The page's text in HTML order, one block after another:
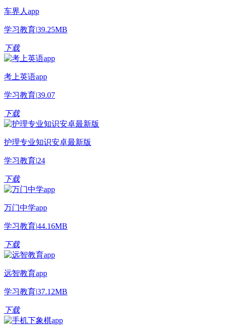
车界人app
学习教育|39.25MB
下载
考上英语app
学习教育|39.07
下载
护理专业知识安卓最新版
学习教育|24
下载
万门中学app
学习教育|44.16MB
下载
远智教育app
学习教育|37.12MB
下载